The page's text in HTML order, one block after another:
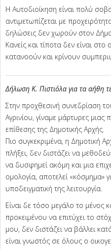
Η Αυτοδιοίκηση είναι πολύ
αντιμετωπίζεται με
δηλώσεις δεν χωρούν στον
Κανείς και τίποτα δεν είναι
κατανοούν και κρίνουν
Δήλωση Κ. Πιστιόλα για τα αήθη
Στην προχθεσινή συνεδρίαση
Αγρινίου, γίναμε μάρτυρες
επίθεσης της Δημοτικής Αρχής.
Πιο συγκεκριμένα, η Δημοτική
πλήξει, δεν διστάζει να
να δυσφημεί ακόμη και μια
ομολογία, αποτελεί «κόσμημα»
υποδειγματική της λειτουργία.
Είναι δε τόσο μεγάλο το μένος
προκειμένου να επιτύχει το
μου, δεν διστάζει να βάλλει
είναι γνωστός σε όλους ο